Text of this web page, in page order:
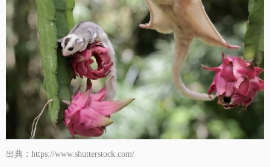
出典：https://www.shutterstock.com/